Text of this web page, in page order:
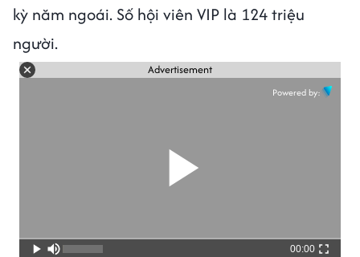
kỳ năm ngoái. Số hội viên VIP là 124 triệu
người.
Advertisement
Powered by:
00:00